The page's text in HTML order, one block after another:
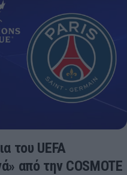
του UEFA
από την COSMOTE